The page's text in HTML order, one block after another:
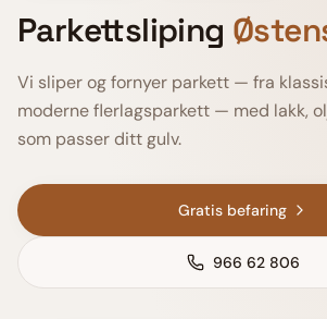
Parkettsliping
Vi sliper og fornyer parkett — fra
moderne flerlagsparkett — med lakk,
som passer ditt gulv.
Gratis befaring
966 62 806